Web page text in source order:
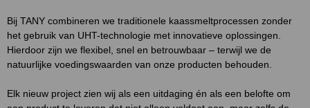
Bij TANY combineren we traditionele kaassmeltprocessen zonder
het gebruik van UHT-technologie met innovatieve oplossingen.
Hierdoor zijn we flexibel, snel en betrouwbaar – terwijl we de
natuurlijke voedingswaarden van onze producten behouden.
Elk nieuw project zien wij als een uitdaging én als een belofte om